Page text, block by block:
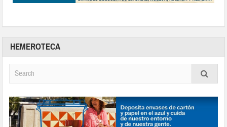
HEMEROTECA